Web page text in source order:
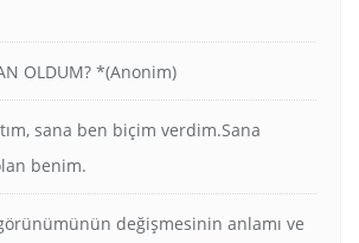
OLDUM? *(Anonim)
sana ben biçim verdim.Sana
benim.
değişmesinin anlamı ve